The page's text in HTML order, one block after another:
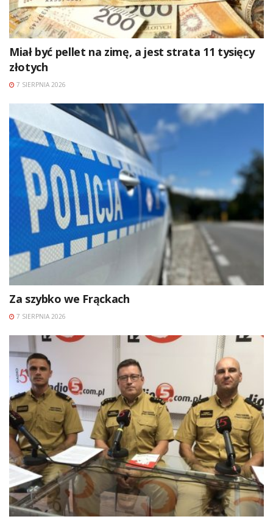
Miał być pellet na zimę, a jest strata 11 tysięcy
złotych
7 SIERPNIA 2026
Za szybko we Frąckach
7 SIERPNIA 2026